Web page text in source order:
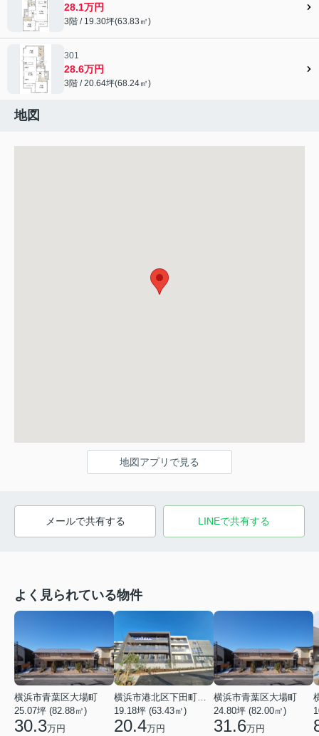
28.1万円
3階 / 19.30坪(63.83㎡)
301
28.6万円
3階 / 20.64坪(68.24㎡)
地図
地図アプリで見る
メールで共有する LINEで共有する
よく見られている物件
横浜市青葉区大場町
25.07坪 (82.88㎡)
30.3万円
19.18坪 (63.43㎡)
20.4万円
横浜市青葉区大場町
24.80坪 (82.00㎡)
31.6万円